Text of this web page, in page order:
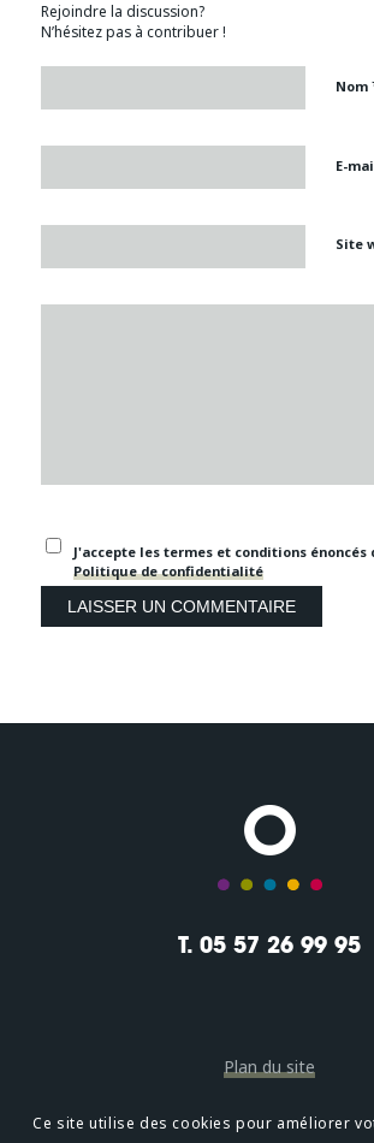
Rejoindre la discussion?
N’hésitez pas à contribuer !
Nom
E-
Site
J'accepte les termes et conditions énoncés
Politique de confidentialité
T. 05 57 26 99 95
Plan du site
Mentions légales
Ce site utilise des cookies pour améliorer